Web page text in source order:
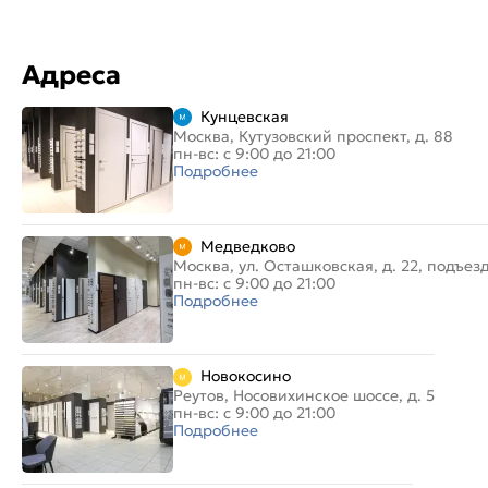
Адреса
Кунцевская
Москва, Кутузовский проспект, д. 88
пн-вс: с 9:00 до 21:00
Подробнее
Медведково
Москва, ул. Осташковская, д. 22,
пн-вс: с 9:00 до 21:00
Подробнее
Новокосино
Реутов, Носовихинское шоссе, д. 5
пн-вс: с 9:00 до 21:00
Подробнее